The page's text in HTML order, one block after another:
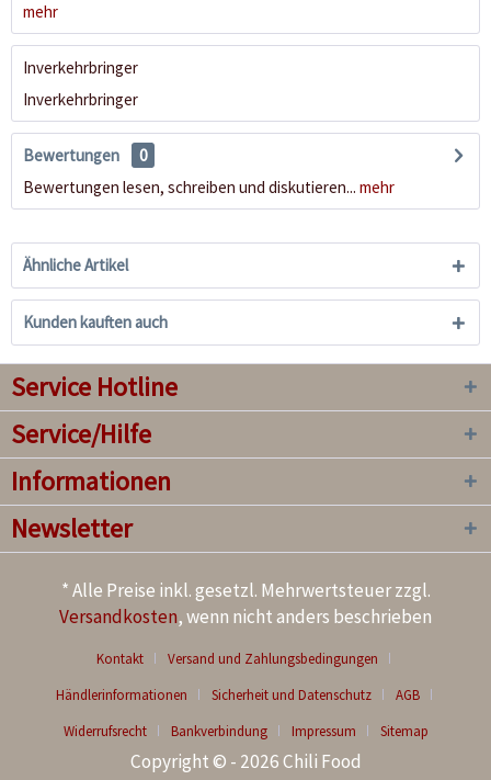
mehr
Inverkehrbringer
Inverkehrbringer
Bewertungen
0
Bewertungen lesen, schreiben und diskutieren... mehr
Ähnliche Artikel
Kunden kauften auch
Service Hotline
Service/Hilfe
Informationen
Newsletter
* Alle Preise inkl. gesetzl. Mehrwertsteuer zzgl.
Versandkosten, wenn nicht anders beschrieben
Kontakt
Versand und Zahlungsbedingungen
Händlerinformationen
Sicherheit und Datenschutz
AGB
Widerrufsrecht
Bankverbindung Impressum Sitemap
Copyright © - 2026 Chili Food